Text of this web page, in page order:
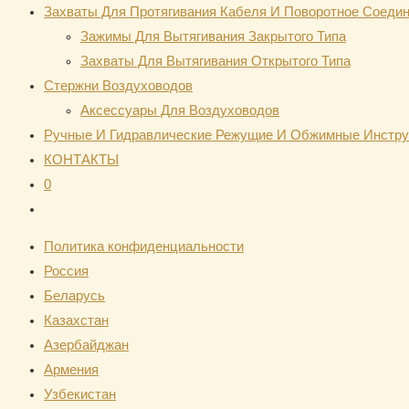
Захваты Для Протягивания Кабеля И Поворотное
Зажимы Для Вытягивания Закрытого Типа
Захваты Для Вытягивания Открытого Типа
Стержни Воздуховодов
Аксессуары Для Воздуховодов
Ручные И Гидравлические Режущие И Обжимные
КОНТАКТЫ
0
по
веб-
сайту
Политика конфиденциальности
Россия
Беларусь
Казахстан
Азербайджан
Армения
Узбекистан